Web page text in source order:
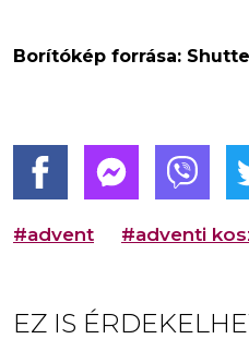
Borítókép forrása:
#advent #adventi
EZ IS